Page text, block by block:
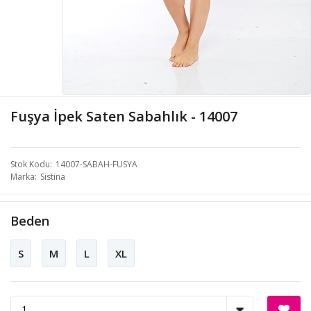
Fuşya İpek Saten Sabahlık - 14007
Stok Kodu 14007-SABAH-FUSYA
Marka Sistina
Beden
S M L XL